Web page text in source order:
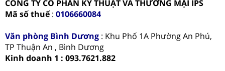
CÔNG TY CỔ PHẦN KỸ THUẬT VÀ THƯƠNG MẠI IPS
Mã số thuế: 0106660084
Văn phòng Bình Dương : Khu Phố 1A Phường An Phú,
TP Thuận An , Bình Dương
Kinh doanh 1 : 093.7621.882